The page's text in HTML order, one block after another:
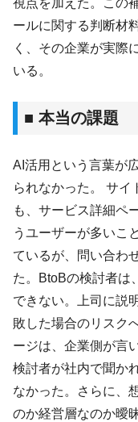
視点を加えた。この
ールに関する判断材
く、その企業が実際
いる。
■ 本当の課題
AI活用という言葉が
られなかった。 サイ
も、サービス詳細ペ
うユーザーが多いこ
ているが、問い合わ
た。BtoBの検討者は
できない。上司に説
敗した場合のリスク
ージは、企業側が言
検討者が社内で聞か
なかった。さらに、
のか経営層なのか曖